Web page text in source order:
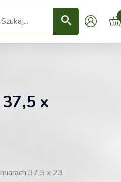
x
37,5 x 23